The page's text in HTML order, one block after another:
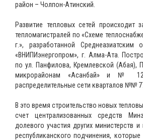
район – Чолпон-Атинский.
Развитие тепловых сетей происходит
тепломагистралей по «Схеме
г.», разработанной Среднеазиатским
«ВНИПИэнергопром», г. Алма-Ата.
по ул. Панфилова, Кремлевской (Абая),
микрорайонам «Асанбай» и № 12.
распределительные сети кварталов №№
В это время строительство новых
счет централизованных средств
долевого участия других министерств
республиканского подчинения,